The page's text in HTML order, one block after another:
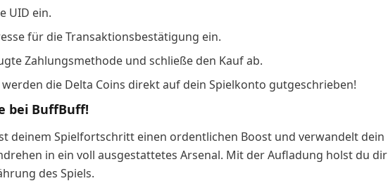
UID ein.
für die Transaktionsbestätigung ein.
Zahlungsmethode und schließe den Kauf ab.
die Delta Coins direkt auf dein Spielkonto gutgeschrieben!
bei BuffBuff!
deinem Spielfortschritt einen ordentlichen Boost und verwandelt dein
in ein voll ausgestattetes Arsenal. Mit der Aufladung holst du dir
des Spiels.